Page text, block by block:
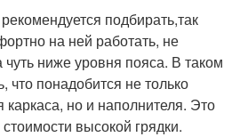
подбирать,так
на ней работать, не
ниже уровня пояса. В таком
что понадобится не только
но и наполнителя. Это
высокой грядки.